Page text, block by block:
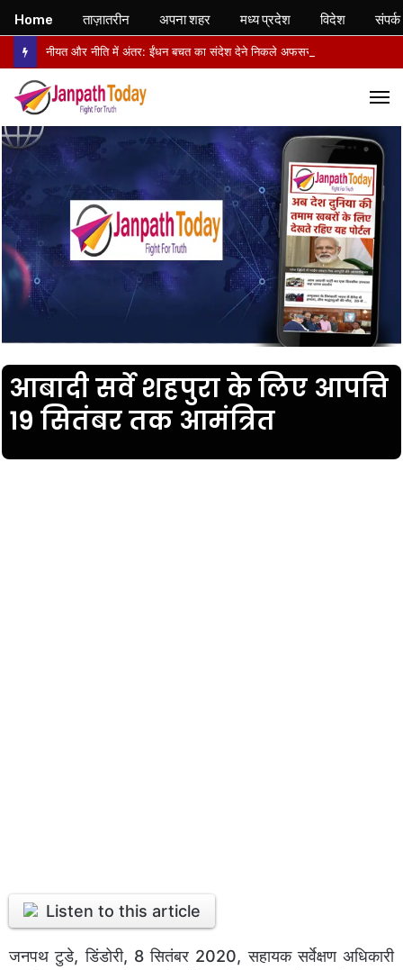
आबादी सर्वे शहपुरा के लिए आपत्ति
19 सितंबर तक आमंत्रित
Listen to this article
जनपथ टुडे, डिंडोरी, 8 सितंबर 2020, सहायक सर्वेक्षण अधिकारी
Home ताज़ातरीन अपना शहर मध्य प्रदेश विदेश संपर्क